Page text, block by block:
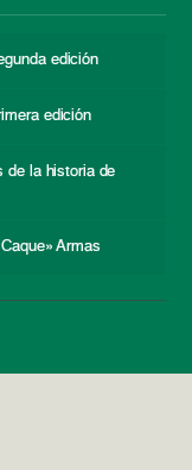
edición
edición
de la historia de
Armas